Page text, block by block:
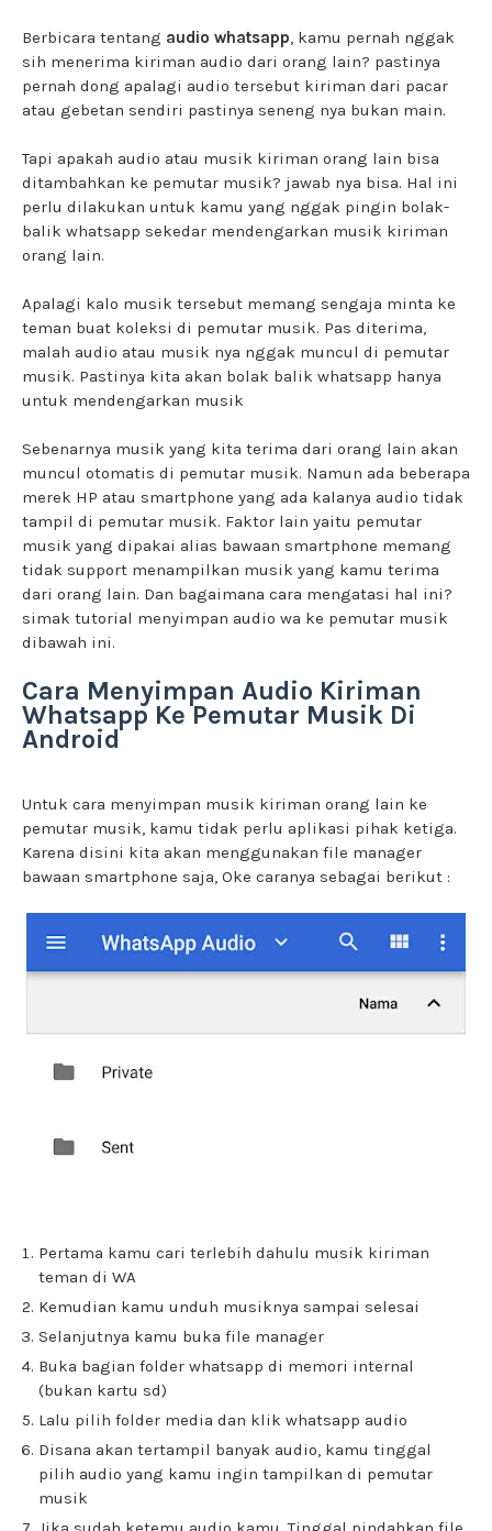
Berbicara tentang audio whatsapp, kamu pernah nggak
sih menerima kiriman audio dari orang lain? pastinya
pernah dong apalagi audio tersebut kiriman dari pacar
atau gebetan sendiri pastinya seneng nya bukan main.
Tapi apakah audio atau musik kiriman orang lain bisa
ditambahkan ke pemutar musik? jawab nya bisa. Hal ini
perlu dilakukan untuk kamu yang nggak pingin bolak-
balik whatsapp sekedar mendengarkan musik kiriman
orang lain.
Apalagi kalo musik tersebut memang sengaja minta ke
teman buat koleksi di pemutar musik. Pas diterima,
malah audio atau musik nya nggak muncul di pemutar
musik. Pastinya kita akan bolak balik whatsapp hanya
untuk mendengarkan musik
Sebenarnya musik yang kita terima dari orang lain akan
muncul otomatis di pemutar musik. Namun ada beberapa
merek HP atau smartphone yang ada kalanya audio tidak
tampil di pemutar musik. Faktor lain yaitu pemutar
musik yang dipakai alias bawaan smartphone memang
tidak support menampilkan musik yang kamu terima
dari orang lain. Dan bagaimana cara mengatasi hal ini?
simak tutorial menyimpan audio wa ke pemutar musik
dibawah ini.
Cara Menyimpan Audio Kiriman
Whatsapp Ke Pemutar Musik Di
Android
Untuk cara menyimpan musik kiriman orang lain ke
pemutar musik, kamu tidak perlu aplikasi pihak ketiga.
Karena disini kita akan menggunakan file manager
bawaan smartphone saja, Oke caranya sebagai berikut :
Pertama kamu cari terlebih dahulu musik kiriman
teman di WA
Kemudian kamu unduh musiknya sampai selesai
Selanjutnya kamu buka file manager
Buka bagian folder whatsapp di memori internal
(bukan kartu sd)
Lalu pilih folder media dan klik whatsapp audio
Disana akan tertampil banyak audio, kamu tinggal
pilih audio yang kamu ingin tampilkan di pemutar
musik